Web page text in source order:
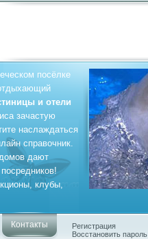
посёлке
и отели
зачастую
наслаждаться
справочник.
дают
клубы,
Контакты
Регистрация
Восстановить пароль